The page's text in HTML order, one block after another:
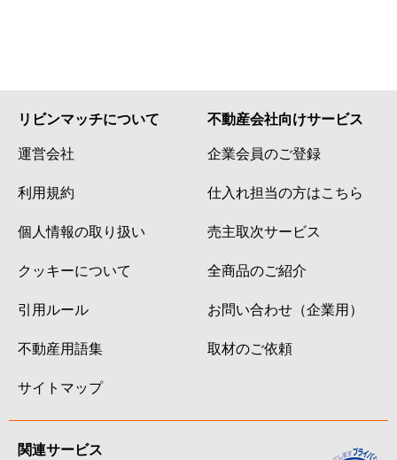
リビンマッチについて
運営会社
利用規約
個人情報の取り扱い
クッキーについて
引用ルール
不動産用語集
サイトマップ
不動産会社向けサービス
企業会員のご登録
仕入れ担当の方はこちら
売主取次サービス
全商品のご紹介
お問い合わせ（企業用）
取材のご依頼
関連サービス